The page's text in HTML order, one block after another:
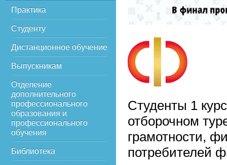
Практика
Студенту
Дистанционное обучение
Выпускникам
Отделение
дополнительного
профессионального
образования и
профессионального
обучения
Библиотека
Студенты 1
отборочном
грамотности,
потребителей